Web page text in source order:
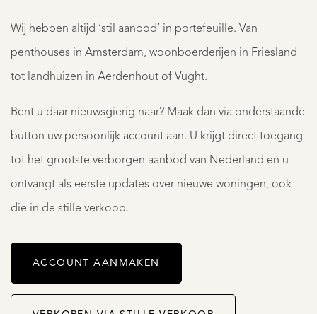
Wij hebben altijd ‘stil aanbod’ in portefeuille. Van
penthouses in Amsterdam, woonboerderijen in Friesland
tot landhuizen in Aerdenhout of Vught.
Bent u daar nieuwsgierig naar? Maak dan via onderstaande
button uw persoonlijk account aan. U krijgt direct toegang
tot het grootste verborgen aanbod van Nederland en u
ontvangt als eerste updates over nieuwe woningen, ook
die in de stille verkoop.
ACCOUNT AANMAKEN